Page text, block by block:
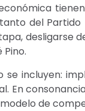
del Partido
desligarse
Pino.
se incluyen:
En
de